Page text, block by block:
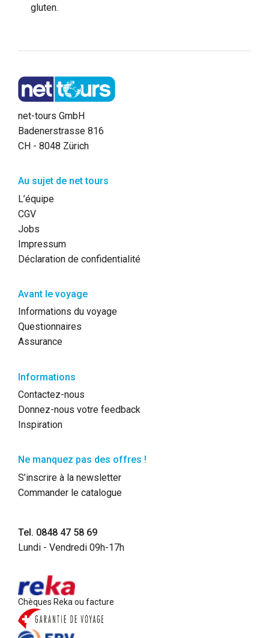
gluten.
net-tours GmbH
Badenerstrasse 816
CH - 8048 Zürich
Au sujet de net tours
L’équipe
CGV
Jobs
Impressum
Déclaration de confidentialité
Avant le voyage
Informations du voyage
Questionnaires
Assurance
Informations
Contactez-nous
Donnez-nous votre feedback
Inspiration
Ne manquez pas des offres !
S’inscrire à la newsletter
Commander le catalogue
Tel. 0848 47 58 69
Lundi - Vendredi 09h-17h
Chèques Reka ou facture